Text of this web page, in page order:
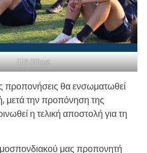
CFA Official
προπονήσεις θα ενσωματωθεί
μετά την προπόνηση της
η τελική αποστολή για τη
μας προπονητή